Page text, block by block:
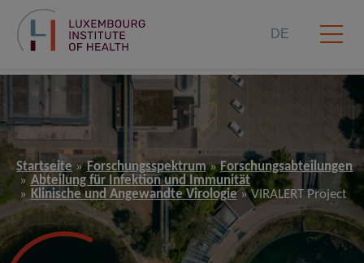
DE
Startseite Forschungsspektrum
Forschungsabteilungen
Abteilung für Infektion und Immunität
Klinische und Angewandte Virologie
VIRALERT Project